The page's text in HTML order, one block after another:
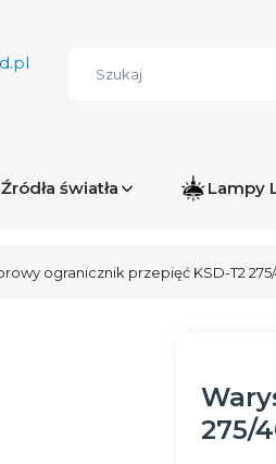
Źródła światła Lampy
ogranicznik przepięć KSD-T2 275/
275/